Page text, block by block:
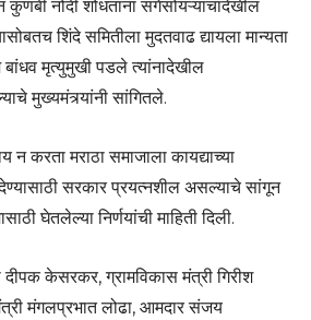
नोंदी शोधताना सगेसोयऱ्यांचादेखील
शिंदे समितीला मुदतवाढ द्यायला मान्यता
बांधव मृत्युमुखी पडले त्यांनादेखील
मुख्यमंत्र्यांनी सांगितले.
करता मराठा समाजाला कायद्याच्या
सरकार प्रयत्नशील असल्याचे सांगून
घेतलेल्या निर्णयांची माहिती दिली.
दीपक केसरकर, ग्रामविकास मंत्री गिरीश
मंगलप्रभात लोढा, आमदार संजय